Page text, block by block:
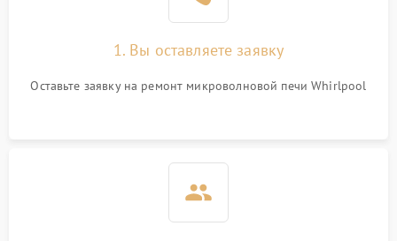
2200 ₽
Не работают сенсорные
1000 ₽
1. Вы оставляете заявку
Оставьте заявку на ремонт микроволновой печи Whirlpool